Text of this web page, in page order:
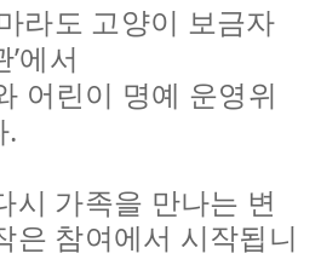
라도 고양이 보금자
’에서
어린이 명예 운영위
.
시 가족을 만나는 변
은 참여에서 시작됩니